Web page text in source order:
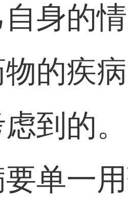
身的
的疾
到的。
单一